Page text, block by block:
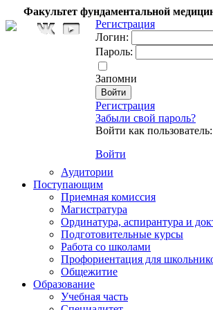
Факультет фундаментальной
Регистрация
Логин:
Пароль:
Запомни
Регистрация
Забыли свой пароль?
Войти как пользователь:
Войти
Аудитории
Поступающим
Приемная комиссия
Магистратура
Ординатура, аспирантура и
Подготовительные курсы
Работа со школами
Профориентация для
Общежитие
Образование
Учебная часть